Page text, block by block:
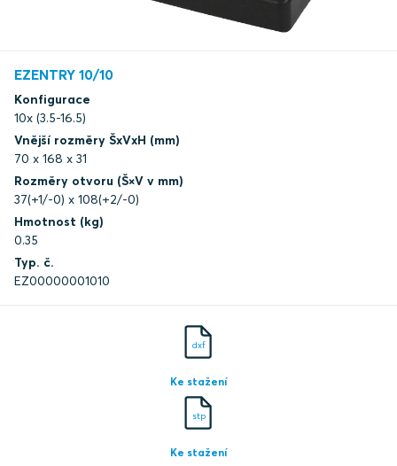
EZENTRY 10/10
Konfigurace
10x (3.5-16.5)
Vnější rozměry ŠxVxH (mm)
70 x 168 x 31
Rozměry otvoru (Š×V v mm)
37(+1/-0) x 108(+2/-0)
Hmotnost (kg)
0.35
Typ. č.
EZ00000001010
dxf
Ke stažení
stp
Ke stažení